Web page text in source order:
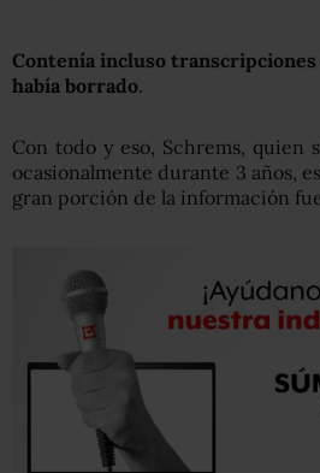
Contenía incluso transcripciones
había borrado.
Con todo y eso, Schrems, quien
ocasionalmente durante 3 años,
gran porción de la información